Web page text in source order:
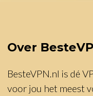
Over
BesteVPN.nl is dé
voor jou het meest